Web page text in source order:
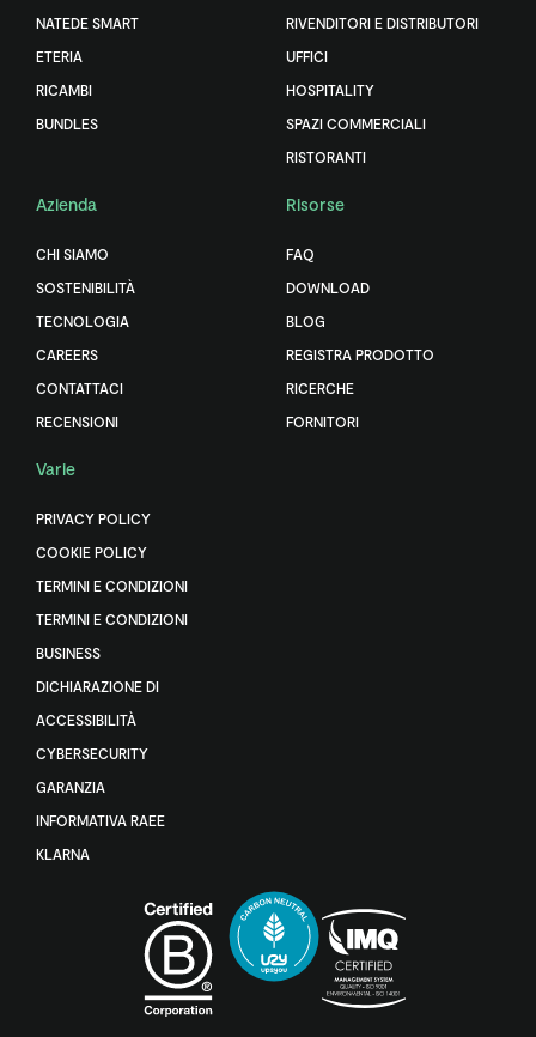
NATEDE SMART
ETERIA
RICAMBI
BUNDLES
RIVENDITORI E DISTRIBUTORI
UFFICI
HOSPITALITY
SPAZI COMMERCIALI
RISTORANTI
Azienda
CHI SIAMO
SOSTENIBILITÀ
TECNOLOGIA
CAREERS
CONTATTACI
RECENSIONI
Risorse
FAQ
DOWNLOAD
BLOG
REGISTRA PRODOTTO
RICERCHE
FORNITORI
Varie
PRIVACY POLICY
COOKIE POLICY
TERMINI E CONDIZIONI
TERMINI E CONDIZIONI
BUSINESS
DICHIARAZIONE DI
ACCESSIBILITÀ
CYBERSECURITY
GARANZIA
INFORMATIVA RAEE
KLARNA